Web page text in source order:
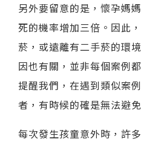
另外要留意的是，懷孕媽
死的機率增加三倍。因此
菸，或遠離有二手菸的環
因也有關，並非每個案例
提醒我們，在遇到類似案
者，有時候的確是無法避
每次發生孩童意外時，許